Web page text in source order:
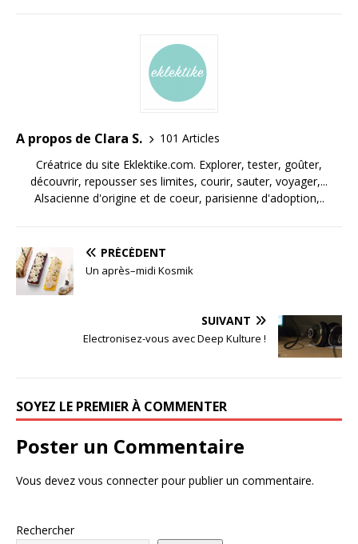
A propos de Clara S.
101 Articles
Créatrice du site Eklektike.com. Explorer, tester, goûter,
découvrir, repousser ses limites, courir, sauter, voyager,...
Alsacienne d'origine et de coeur, parisienne d'adoption,..
PRÉCÉDENT
Un après–midi Kosmik
SUIVANT
Electronisez-vous avec Deep Kulture !
SOYEZ LE PREMIER À COMMENTER
Poster un Commentaire
Vous devez vous connecterpour publier un commentaire.
Rechercher